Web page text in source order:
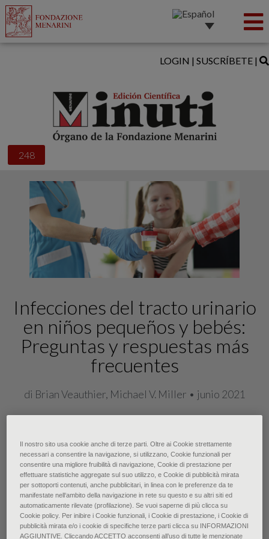
248
LOGIN | SUSCRÍBETE |
Infecciones del tracto urinario
en niños pequeños y bebés:
Preguntas y respuestas más
frecuentes
di Brian Veauthier, Michael V. Miller • junio 2021
Las infecciones del tracto urinario
(ITU) son comunes en los niños y se
asocian con una morbilidad
significativa a corto y largo plazo.
Tienen una alta tasa de recurrencia y
se asocian con anomalías anatómicas
Il nostro sito usa cookie anche di terze parti. Oltre ai Cookie strettamente
necessari a consentire la navigazione, si utilizzano, Cookie funzionali per
consentire una migliore fruibilità di navigazione, Cookie di prestazione per
effettuare statistiche aggregate sul suo utilizzo, e Cookie di pubblicità mirata
per sottoporti contenuti, anche pubblicitari, in linea con le preferenze da te
manifestate nell‘ambito della navigazione in rete su questo e su altri siti ed
automaticamente rilevate (profilazione). Se vuoi saperne di più clicca su
Cookie policy. Per inibire i Cookie funzionali, i Cookie di prestazione, i Cookie di
pubblicità mirata e/o i cookie di specifiche terze parti clicca su INFORMAZIONI
AGGIUNTIVE. Cliccando ACCETTO acconsenti all’uso di tutte le menzionate